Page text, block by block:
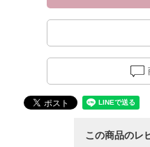
この商品のレ